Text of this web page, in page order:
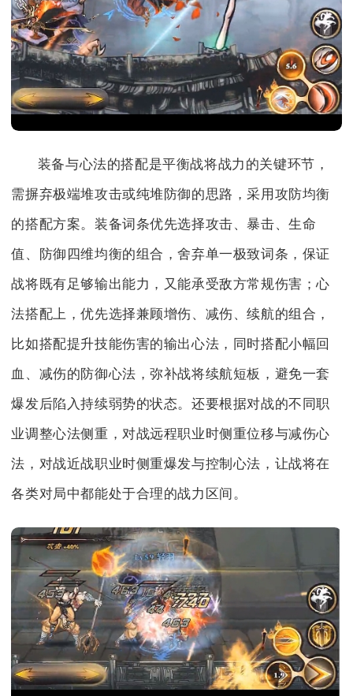
装备与心法的搭配是平衡战将战力的关键环节，
需摒弃极端堆攻击或纯堆防御的思路，采用攻防均衡
的搭配方案。装备词条优先选择攻击、暴击、生命
值、防御四维均衡的组合，舍弃单一极致词条，保证
战将既有足够输出能力，又能承受敌方常规伤害；心
法搭配上，优先选择兼顾增伤、减伤、续航的组合，
比如搭配提升技能伤害的输出心法，同时搭配小幅回
血、减伤的防御心法，弥补战将续航短板，避免一套
爆发后陷入持续弱势的状态。还要根据对战的不同职
业调整心法侧重，对战远程职业时侧重位移与减伤心
法，对战近战职业时侧重爆发与控制心法，让战将在
各类对局中都能处于合理的战力区间。